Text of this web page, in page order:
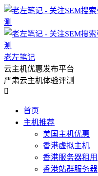
老左笔记
云主机优惠发布平台
严肃云主机体验评测

首页
主机推荐
美国主机优惠
香港虚拟主机
香港服务器租用
香港站群服务器